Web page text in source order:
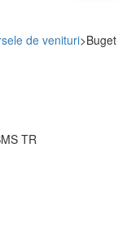
de venituri>Buget
TR